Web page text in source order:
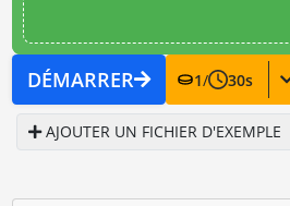
DÉMARRER 1/ 30s
AJOUTER UN FICHIER D'EXEMPLE